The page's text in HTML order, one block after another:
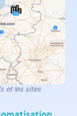
et les sites